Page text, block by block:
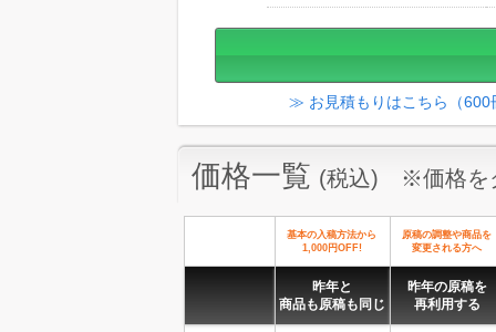
≫ お見積もりはこちら（600
価格一覧 (税込) ※価格を
基本の入稿方法から
1,000円OFF!
原稿の調整や商品を
変更される方へ
昨年と
商品も原稿も同じ
昨年の原稿を
再利用する